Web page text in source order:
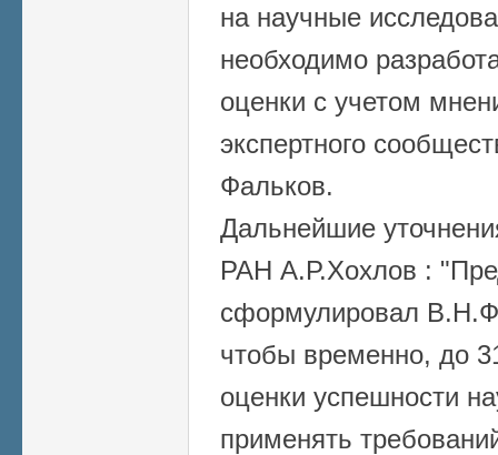
на научные
необходимо
оценки с учетом
экспертного
Фальков.
Дальнейшие
РАН А.Р.Хохлов : "
сформулировал
чтобы временно, до
оценки успешности
применять